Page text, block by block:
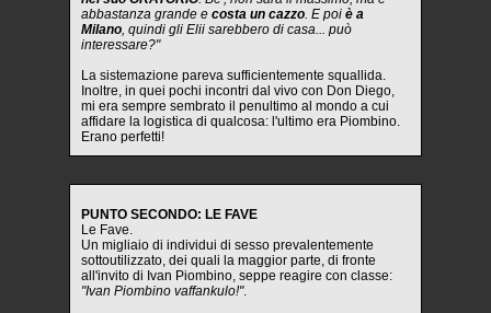
abbastanza grande e costa un cazzo. E poi è a
Milano, quindi gli Elii sarebbero di casa... può
interessare?"
La sistemazione pareva sufficientemente squallida.
Inoltre, in quei pochi incontri dal vivo con Don Diego,
mi era sempre sembrato il penultimo al mondo a cui
affidare la logistica di qualcosa: l'ultimo era Piombino.
Erano perfetti!
PUNTO SECONDO: LE FAVE
Le Fave.
Un migliaio di individui di sesso prevalentemente
sottoutilizzato, dei quali la maggior parte, di fronte
all'invito di Ivan Piombino, seppe reagire con classe:
"Ivan Piombino vaffankulo!".